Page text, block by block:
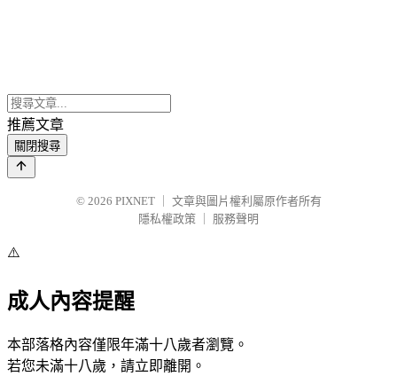
推薦文章
關閉搜尋
© 2026 PIXNET
文章與圖片權利屬原作者所有
隱私權政策
服務聲明
⚠️
成人內容提醒
本部落格內容僅限年滿十八歲者瀏覽。
若您未滿十八歲，請立即離開。